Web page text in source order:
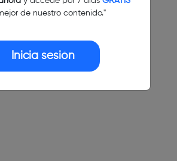
de nuestro contenido."
Inicia sesión